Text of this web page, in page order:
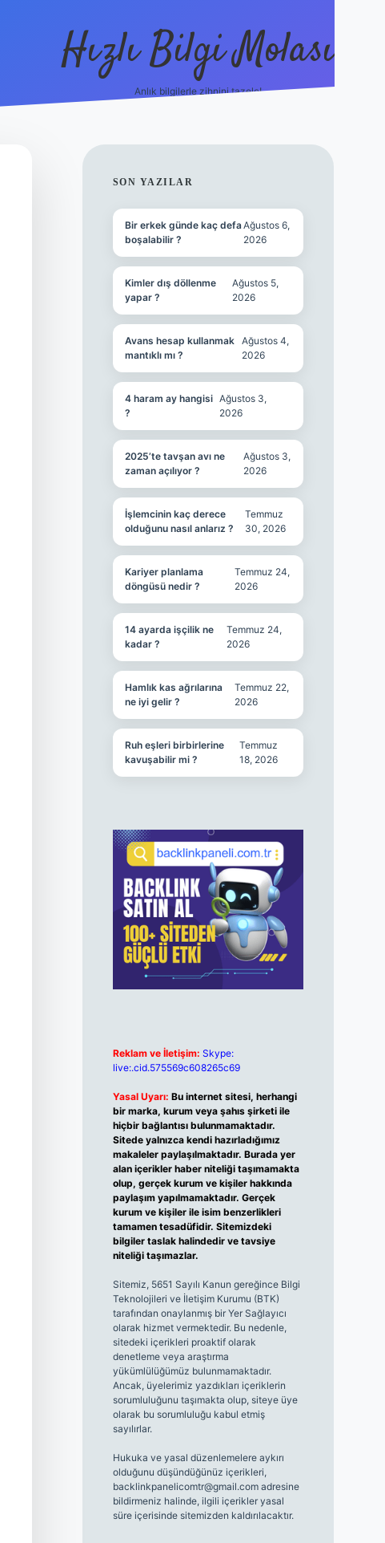
Hızlı Bilgi Molası
Anlık bilgilerle zihnini tazele!
SIDEBAR
SON YAZILAR
Bir erkek günde kaç defa
boşalabilir ?
Ağustos 6,
2026
Kimler dış döllenme
yapar ?
Ağustos 5,
2026
Avans hesap kullanmak
mantıklı mı ?
Ağustos 4,
2026
4 haram ay hangisi
?
Ağustos 3,
2026
2025’te tavşan avı ne
zaman açılıyor ?
Ağustos 3,
2026
İşlemcinin kaç derece
olduğunu nasıl anlarız ?
Temmuz
30, 2026
Kariyer planlama
döngüsü nedir ?
Temmuz 24,
2026
14 ayarda işçilik ne
kadar ?
Temmuz 24,
2026
Hamlık kas ağrılarına
ne iyi gelir ?
Temmuz 22,
2026
Ruh eşleri birbirlerine
kavuşabilir mi ?
Temmuz
18, 2026
Reklam ve İletişim: Skype:
live:.cid.575569c608265c69
Yasal Uyarı: Bu internet sitesi, herhangi
bir marka, kurum veya şahıs şirketi ile
hiçbir bağlantısı bulunmamaktadır.
Sitede yalnızca kendi hazırladığımız
makaleler paylaşılmaktadır. Burada yer
alan içerikler haber niteliği taşımamakta
olup, gerçek kurum ve kişiler hakkında
paylaşım yapılmamaktadır. Gerçek
kurum ve kişiler ile isim benzerlikleri
tamamen tesadüfidir. Sitemizdeki
bilgiler taslak halindedir ve tavsiye
niteliği taşımazlar.
Sitemiz, 5651 Sayılı Kanun gereğince Bilgi
Teknolojileri ve İletişim Kurumu (BTK)
tarafından onaylanmış bir Yer Sağlayıcı
olarak hizmet vermektedir. Bu nedenle,
sitedeki içerikleri proaktif olarak
denetleme veya araştırma
yükümlülüğümüz bulunmamaktadır.
Ancak, üyelerimiz yazdıkları içeriklerin
sorumluluğunu taşımakta olup, siteye üye
olarak bu sorumluluğu kabul etmiş
sayılırlar.
Hukuka ve yasal düzenlemelere aykırı
olduğunu düşündüğünüz içerikleri,
backlinkpanelicomtr@gmail.comadresine
bildirmeniz halinde, ilgili içerikler yasal
süre içerisinde sitemizden kaldırılacaktır.
ilbet